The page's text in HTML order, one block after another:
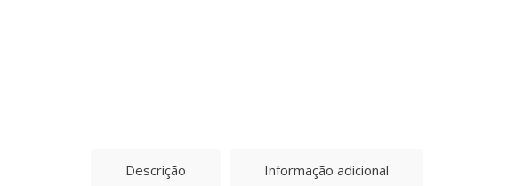
Descrição Informação adicional